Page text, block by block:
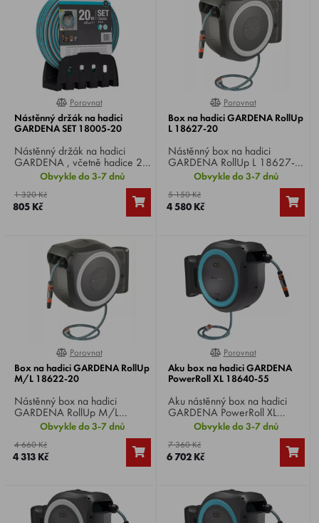
0%
Porovnat
Nástěnný držák na hadici
GARDENA SET 18005-20
Nástěnný držák na hadici
GARDENA , včetně hadice 20
m (ø 1/3"), všech potřebných
systémových dílů Original
GARDENA a nastavitelného
postřikovače.
Obvykle do 3-7 dnů
1 320 Kč
805 Kč
0%
Porovnat
Box na hadici GARDENA RollUp
L 18627-20
Nástěnný box na hadici
GARDENA RollUp L 18627-
20 , dodáván s nástěnným
držákem, 30 m dlouhou
zavlažovací hadicí, připojovací
hadicí, všemi požadovanými
dvěma různými možnostmi
rozprašovacího paprsku.
Obvykle do 3-7 dnů
5 150 Kč
4 580 Kč
0%
Porovnat
Box na hadici GARDENA RollUp
M/L 18622-20
Nástěnný box na hadici
GARDENA RollUp M/L
18622-20 , dodáván s
nástěnným držákem, 25 m
dlouhou zavlažovací hadicí,
připojovací hadicí, všemi
požadovanými díly Original
postřikovačem se dvěma
různými možnostmi
rozprašovacího paprsku.
Obvykle do 3-7 dnů
4 660 Kč
4 313 Kč
0%
Porovnat
Aku box na hadici GARDENA
PowerRoll XL 18640-55
Aku nástěnný box na hadici
GARDENA PowerRoll XL
18640-55 , Li-ion 18 V,
hadice 35 mm, automatické
navinutí pouhým stisknutím
tlačítka.
Obvykle do 3-7 dnů
7 360 Kč
6 702 Kč